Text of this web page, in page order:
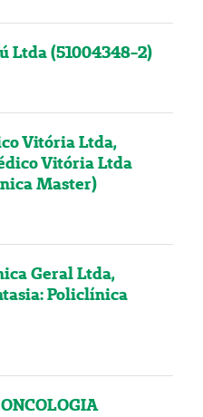
Ltda (51004348-2)
Vitória Ltda,
Vitória Ltda
Master)
Geral Ltda,
Policlínica